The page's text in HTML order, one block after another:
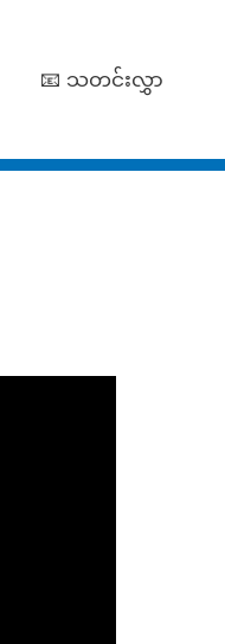
📧 သတင်းလွှာ